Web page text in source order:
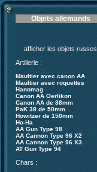
Objets allemands
afficher les objets russes
Artillerie :
Maultier avec canon AA
Maultier avec roquettes
Hanomag
Canon AA Oerlikon
Canon AA de 88mm
PaK 38 de 50mm
Howitzer de 150mm
Ho-Ha
AA Gun Type 98
AA Cannon Type 96 X2
AA Cannon Type 96 X3
AT Gun Type 94
Chars :